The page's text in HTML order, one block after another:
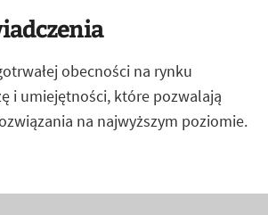
obecności na rynku
i umiejętności, które pozwalają
na najwyższym poziomie.